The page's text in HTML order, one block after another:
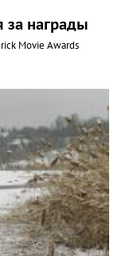
за награды
Movie Awards